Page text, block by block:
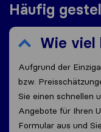
Häufig
Wie viel
Aufgrund der
bzw.
Sie einen schnellen
Angebote für Ihren
Formular aus und